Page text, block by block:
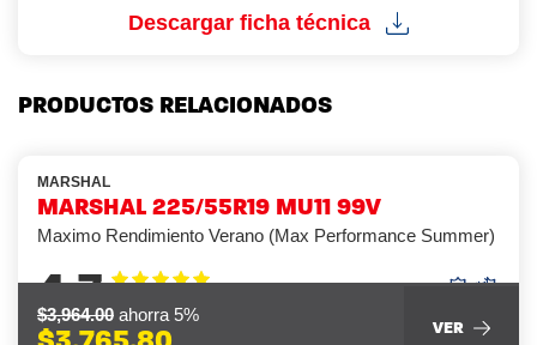
Descargar ficha técnica
PRODUCTOS RELACIONADOS
MARSHAL
MARSHAL 225/55R19 MU11 99V
Maximo Rendimiento Verano (Max Performance Summer)
4.7
$3,964.00 ahorra 5%
VER